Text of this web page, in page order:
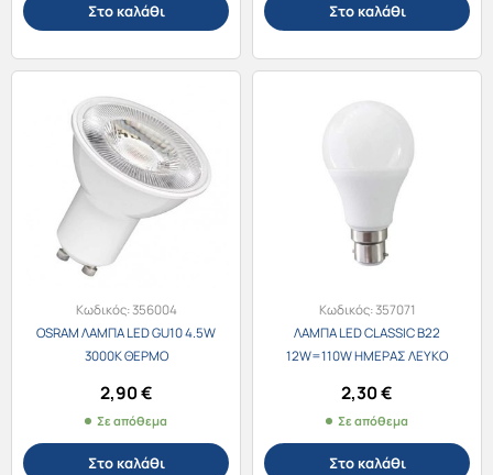
Στο καλάθι Στο καλάθι
Κωδικός:356004
OSRAM ΛΑΜΠΑ LED GU10 4.5W
3000K ΘΕΡΜΟ
2,90€
Σε απόθεμα
Στο καλάθι
Κωδικός:357071
ΛΑΜΠΑ LED CLASSIC B22
12W=110W ΗΜΕΡΑΣ ΛΕΥΚΟ
2,30€
Σε απόθεμα
Στο καλάθι